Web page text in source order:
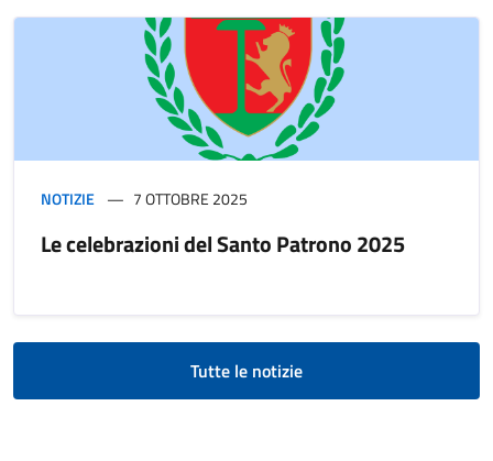
NOTIZIE 7 OTTOBRE 2025
Le celebrazioni del Santo Patrono 2025
Tutte le notizie